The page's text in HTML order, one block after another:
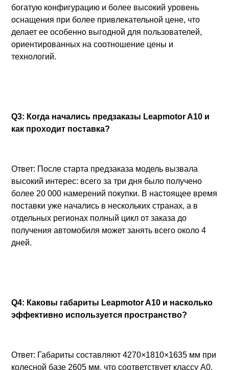
богатую конфигурацию и более высокий уровень
оснащения при более привлекательной цене, что
делает ее особенно выгодной для пользователей,
ориентированных на соотношение цены и
технологий.
Q3: Когда начались предзаказы Leapmotor A10 и
как проходит поставка?
Ответ: После старта предзаказа модель вызвала
высокий интерес: всего за три дня было получено
более 20 000 намерений покупки. В настоящее время
поставки уже начались в нескольких странах, а в
отдельных регионах полный цикл от заказа до
получения автомобиля может занять всего около 4
дней.
Q4: Каковы габариты Leapmotor A10 и насколько
эффективно используется пространство?
Ответ: Габариты составляют 4270×1810×1635 мм при
колесной базе 2605 мм, что соответствует классу A0.